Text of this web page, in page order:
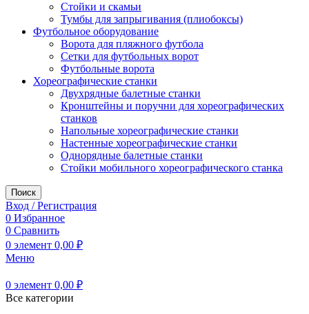
Стойки и скамьи
Тумбы для запрыгивания (плиобоксы)
Футбольное оборудование
Ворота для пляжного футбола
Сетки для футбольных ворот
Футбольные ворота
Хореографические станки
Двухрядные балетные станки
Кронштейны и поручни для хореографических
станков
Напольные хореографические станки
Настенные хореографические станки
Однорядные балетные станки
Стойки мобильного хореографического станка
Поиск
Вход / Регистрация
0 Избранное
0 Сравнить
0 элемент 0,00 ₽
Меню
0 элемент 0,00 ₽
Все категории